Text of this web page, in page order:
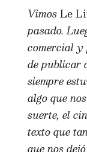
VimosLe
pasado.
comercial y
de publicar
siempre
algo que
suerte, el
texto que
que nos